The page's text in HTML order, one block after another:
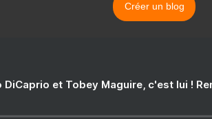
Créer un blog
DiCaprio et Tobey Maguire, c'est lui !